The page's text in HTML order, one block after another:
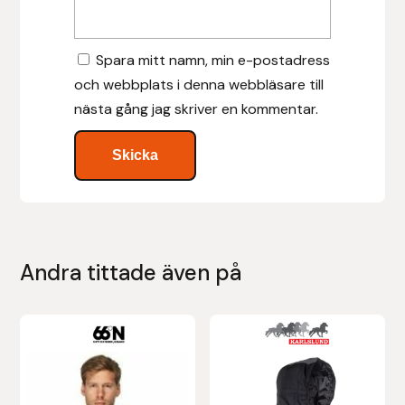
Spara mitt namn, min e-postadress
och webbplats i denna webbläsare till
nästa gång jag skriver en kommentar.
Andra tittade även på
produkten
Mountain Horse
Muck Boot Company